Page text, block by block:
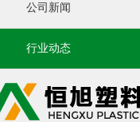
公司新闻
行业动态